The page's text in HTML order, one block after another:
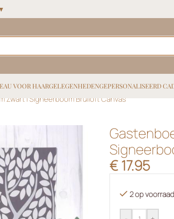
VOOR HAARGELEGENHEDENGEPERSONALISEERD
Zwart | Signeerboom Bruiloft Canvas
€17.95
2 op voorraad